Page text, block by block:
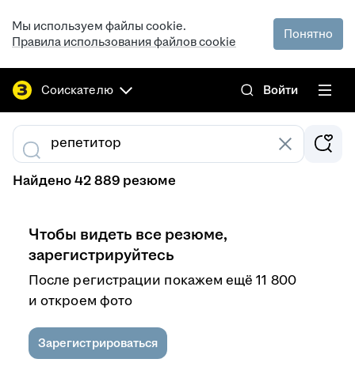
Мы используем файлы cookie.
Правила использования файлов cookie
Понятно
Соискателю Войти
Найдено 42 889 резюме
Чтобы видеть все резюме,
зарегистрируйтесь
После регистрации покажем ещё 11 800
и откроем фото
Зарегистрироваться